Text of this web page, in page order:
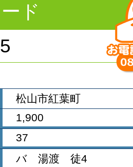
ド
松山市紅葉町
1,900
37
バ 湯渡 徒4